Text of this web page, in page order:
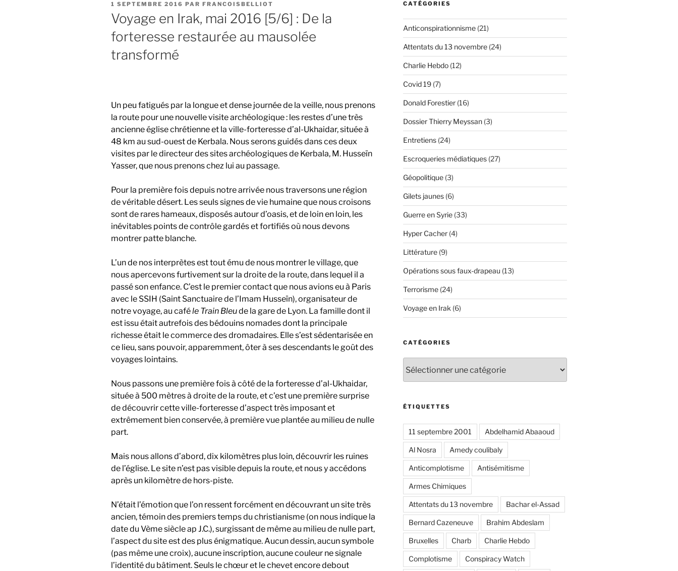
PUBLIÉ
LE
1 SEPTEMBRE 2016 PAR FRANCOISBELLIOT
Voyage en Irak, mai 2016 [5/6] : De la
forteresse restaurée au mausolée
transformé
Un peu fatigués par la longue et dense journée de la veille, nous prenons
la route pour une nouvelle visite archéologique : les restes d’une très
ancienne église chrétienne et la ville-forteresse d’al-Ukhaidar, située à
48 km au sud-ouest de Kerbala. Nous serons guidés dans ces deux
visites par le directeur des sites archéologiques de Kerbala, M. Husseïn
Yasser, que nous prenons chez lui au passage.
Pour la première fois depuis notre arrivée nous traversons une région
de véritable désert. Les seuls signes de vie humaine que nous croisons
sont de rares hameaux, disposés autour d’oasis, et de loin en loin, les
inévitables points de contrôle gardés et fortifiés où nous devons
montrer patte blanche.
L’un de nos interprètes est tout ému de nous montrer le village, que
nous apercevons furtivement sur la droite de la route, dans lequel il a
passé son enfance. C’est le premier contact que nous avions eu à Paris
avec le SSIH (Saint Sanctuaire de l’Imam Husseïn), organisateur de
notre voyage, au caféle Train Bleude la gare de Lyon. La famille dont il
est issu était autrefois des bédouins nomades dont la principale
richesse était le commerce des dromadaires. Elle s’est sédentarisée en
ce lieu, sans pouvoir, apparemment, ôter à ses descendants le goût des
voyages lointains.
Nous passons une première fois à côté de la forteresse d’al-Ukhaidar,
située à 500 mètres à droite de la route, et c’est une première surprise
de découvrir cette ville-forteresse d’aspect très imposant et
extrêmement bien conservée, à première vue plantée au milieu de nulle
part.
Mais nous allons d’abord, dix kilomètres plus loin, découvrir les ruines
de l’église. Le site n’est pas visible depuis la route, et nous y accédons
après un kilomètre de hors-piste.
N’était l’émotion que l’on ressent forcément en découvrant un site très
ancien, témoin des premiers temps du christianisme (on nous indique la
date du Vème siècle ap J.C.), surgissant de même au milieu de nulle part,
l’aspect du site est des plus énigmatique. Aucun dessin, aucun symbole
(pas même une croix), aucune inscription, aucune couleur ne signale
l’identité du bâtiment. Seuls le chœur et le chevet encore debout
CATÉGORIES
Anticonspirationnisme(21)
Attentats du 13 novembre(24)
Charlie Hebdo(12)
Covid 19(7)
Donald Forestier(16)
Dossier Thierry Meyssan(3)
Entretiens(24)
Escroqueries médiatiques(27)
Géopolitique(3)
Gilets jaunes(6)
Guerre en Syrie(33)
Hyper Cacher(4)
Littérature(9)
Opérations sous faux-drapeau (13)
Terrorisme(24)
Voyage en Irak (6)
CATÉGORIES
ÉTIQUETTES
11 septembre 2001 Abdelhamid Abaaoud
Al Nosra Amedy coulibaly
Anticomplotisme Antisémitisme
Armes Chimiques
Attentats du 13 novembre Bachar el-Assad
Bernard Cazeneuve Brahim Abdeslam
Bruxelles Charb Charlie Hebdo
Complotisme Conspiracy Watch